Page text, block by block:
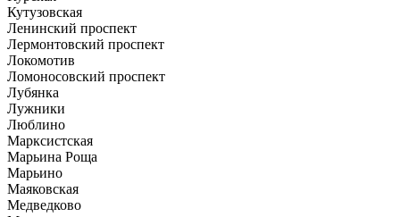
Кутузовская
Ленинский проспект
Лермонтовский проспект
Локомотив
Ломоносовский проспект
Лубянка
Лужники
Люблино
Марксистская
Марьина Роща
Марьино
Маяковская
Медведково